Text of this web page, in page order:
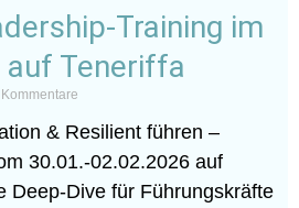
Training im
Teneriffa
& Resilient führen –
30.01.-02.02.2026 auf
Deep-Dive für Führungskräfte